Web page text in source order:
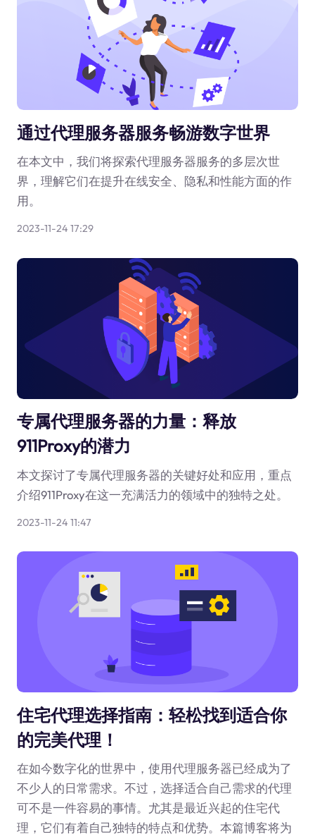
通过代理服务器服务畅游数字世界
在本文中，我们将探索代理服务器服务的多层次世
界，理解它们在提升在线安全、隐私和性能方面的作
用。
2023-11-24 17:29
专属代理服务器的力量：释放
911Proxy的潜力
本文探讨了专属代理服务器的关键好处和应用，重点
介绍911Proxy在这一充满活力的领域中的独特之处。
2023-11-24 11:47
住宅代理选择指南：轻松找到适合你
的完美代理！
在如今数字化的世界中，使用代理服务器已经成为了
不少人的日常需求。不过，选择适合自己需求的代理
可不是一件容易的事情。尤其是最近兴起的住宅代
理，它们有着自己独特的特点和优势。本篇博客将为